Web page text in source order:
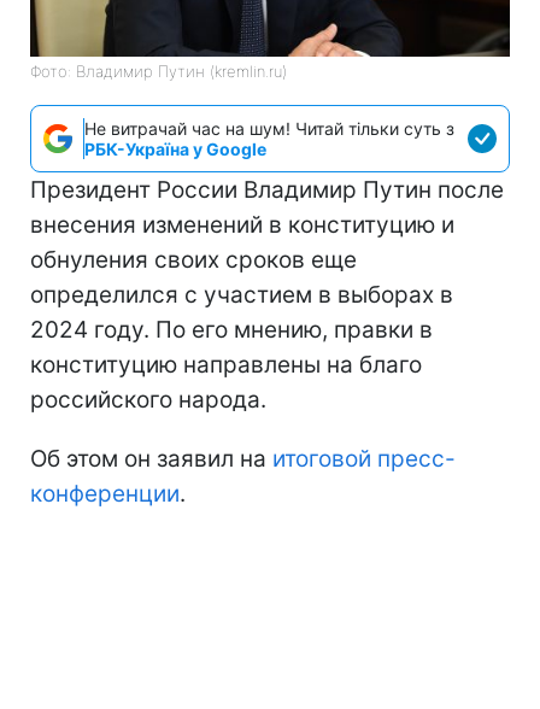
Фото: Владимир Путин (kremlin.ru)
Не витрачай час на шум! Читай тільки суть з
РБК-Україна у Google
Президент России Владимир Путин после
внесения изменений в конституцию и
обнуления своих сроков еще
определился с участием в выборах в
2024 году. По его мнению, правки в
конституцию направлены на благо
российского народа.
Об этом он заявил на итоговой пресс-
конференции.